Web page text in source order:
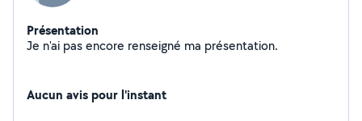
Présentation
Je n'ai pas encore renseigné ma présentation.
Aucun avis pour l'instant